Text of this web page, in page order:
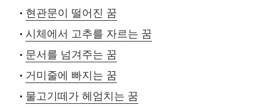
현관문이 떨어진 꿈
시체에서 고추를 자르는 꿈
문서를 넘겨주는 꿈
거미줄에 빠지는 꿈
물고기떼가 헤엄치는 꿈